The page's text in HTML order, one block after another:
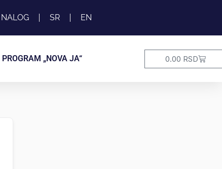
NALOG SR EN
„NOVA JA“ 0.00 RSDCart